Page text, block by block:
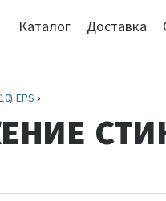
Каталог Доставка
EPS